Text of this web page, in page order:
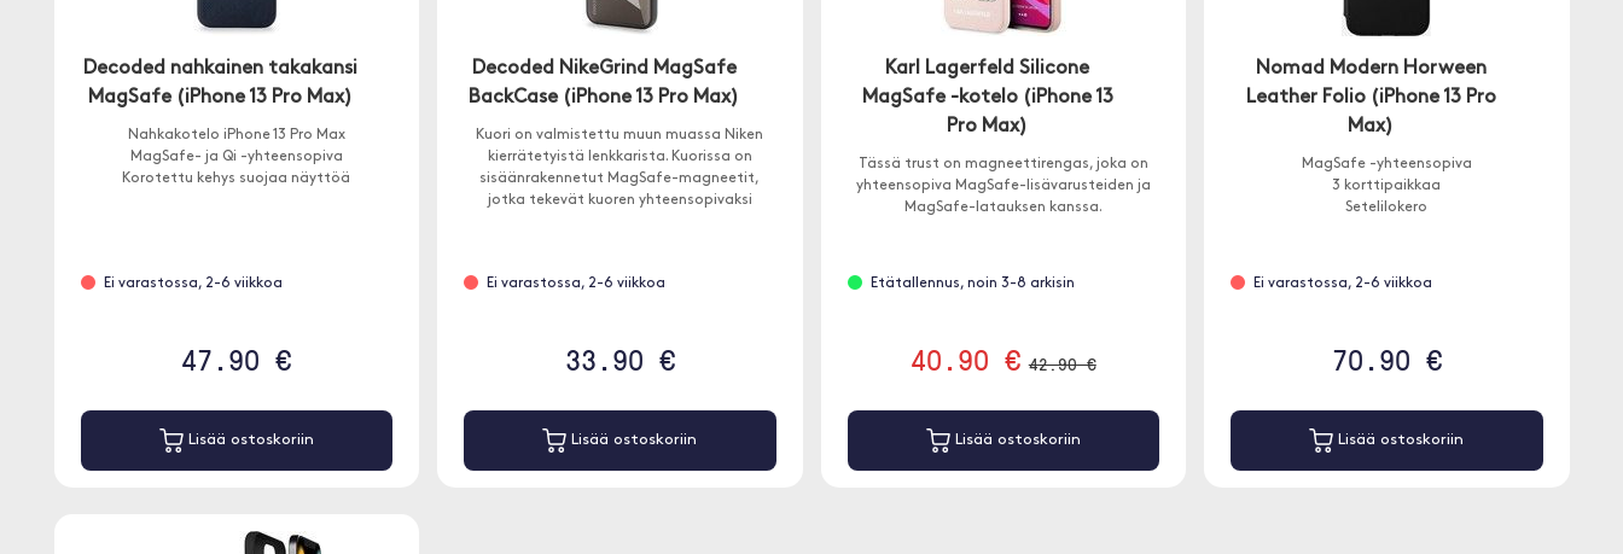
Decoded nahkainen takakansi
MagSafe (iPhone 13 Pro Max)
Nahkakotelo iPhone 13 Pro Max
MagSafe- ja Qi -yhteensopiva
Korotettu kehys suojaa näyttöä
Ei varastossa, 2-6 viikkoa
47.90 €
Lisää ostoskoriin
Decoded NikeGrind MagSafe
BackCase (iPhone 13 Pro Max)
Kuori on valmistettu muun muassa Niken
kierrätetyistä lenkkarista. Kuorissa on
sisäänrakennetut MagSafe-magneetit,
jotka tekevät kuoren yhteensopivaksi
Ei varastossa, 2-6 viikkoa
33.90 €
Lisää ostoskoriin
Karl Lagerfeld Silicone
MagSafe -kotelo (iPhone 13
Pro Max)
Tässä trust on magneettirengas, joka on
yhteensopiva MagSafe-lisävarusteiden ja
MagSafe-latauksen kanssa.
Etätallennus, noin 3-8 arkisin
40.90 € 42.90 €
Lisää ostoskoriin
Nomad Modern Horween
Leather Folio (iPhone 13 Pro
Max)
MagSafe -yhteensopiva
3 korttipaikkaa
Setelilokero
Ei varastossa, 2-6 viikkoa
70.90 €
Lisää ostoskoriin